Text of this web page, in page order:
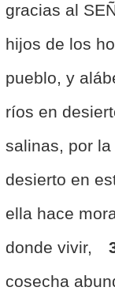
gracias al
hijos de los
pueblo, y
ríos en
salinas, por
desierto en
ella hace
donde vivir,
cosecha